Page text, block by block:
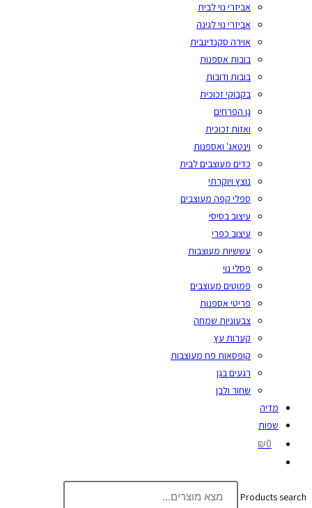
אביזרי נוי לבית
אביזרי נוי לגינה
אוירה סקנדינבית
בובות אספנות
בובות ודובות
בקבוקי זכוכית
גן הפרחים
ואזות זכוכית
וינטאג' ואספנות
כדים מעוצבים לבית
נוצץ ויוקרתי
ספלי קפה מעוצבים
עיצוב בסיסי
עיצוב כפרי
עששיות מעוצבות
פסלי נוי
פמוטים מעוצבים
פריטי אספנות
צבעוניות שמחה
קערות עץ
קופסאות פח מעוצבות
רגעים בגן
שחור ולבן
מדיה
שפות
₪0
Products search